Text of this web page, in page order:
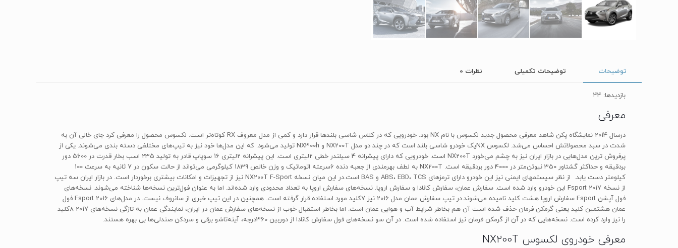
توضیحات توضیحات تکمیلی نظرات 0
بازدیدها: 44
معرفی
درسال 2014 نمایشگاه پکن شاهد معرفی محصول جدید لکسوس با نام NX بود. خودرویی که در کلاس شاسی بلند‌ها‌ قرار دارد و کمی از مدل معروف RX کوتاه‌تر است. لکسوس محصول را معرفی کرد جای خالی آن به
شدت در سبد محصولاتش احساس می‌شد. لکسوس NXیک خودرو شاسی بلند است که در چند دو مدل NX200T و NX300h تولید می‌شود. که این مدل‌ها خود نیز به تیپ‌های مختلفی دسته بندی می‌شوند. یکی از
پرفروش ترین مدل‌هایی در بازار ایران نیز به چشم می‌خورد NX200T است. خودرویی که دارای پیشرانه 4 سیلندر خطی 2لیتری است. این پیشرانه 2لیتری 16 سوپاپ قادر به تولید 235 اسب بخار قدرت در 5600 دور
بردقیقه و حداکثر گشتاور 350 نیوتن‌متر در 4000 دور بردقیقه است. NX200T به لطف بهرمندی از جعبه دنده 6سرعته اتوماتیک و وزن خالص 1839 کیلوگرمی می‌تواند از حالت سکون در 7 ثانیه به سرعت 100
کیلومتر دست یابد. از نظر سیستمهای ایمنی نیز این خودرو دارای ترمز‌های ABS، EBD، TCS و BAS است.در این میان نسخه NX200T F-Sport نیز از تجهیزات و امکانات بیشتری برخوردار است. در بازار ایران سه تیپ
از نسخه 2017 Fsport این خودرو وارد شده است. سفارش عمان، سفارش کانادا و سفارش اروپا. نسخه‌های سفارش اروپا به تعداد محدودی وارد شده‌اند. اما به عنوان فول‌ترین نسخه‌ها شناخته می‌شوند. نسخه‌های
فول آپشن Fsport سفارش اروپا هشت کلید نامیده می‌شوند.در تیپ سفارش عمان مدل 2016 نیز 7کلید مورد استفاده قرار گرفته است. همچنین در این تیپ خبری از سانروف نیست. در مدل‌های 2016 Fsport فول
عمان هشتمین کلید یعنی گرمکن فرمان حذف شده است آن هم بخاطر شرایط آب و هوایی عمان است. اما بخاطر استقبال خوب از نسخه‌های سفارش عمان در ایران، نمایندگی عمان به تازگی نسخه‌های 2017 8کلید
را نیز وارد کرده است. نسخه‌هایی که در آن از گرمکن فرمان نیز استفاده شده است. در آن سو نسخه‌های فول سفارش کانادا از دوربین 360درجه، آینه‌تاشو برقی و سردکن صندلی‌ها بی بهره هستند.
معرفی خودروی لکسوس NX200T